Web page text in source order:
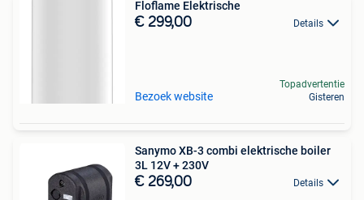
Floflame Elektrische
€ 299,00 Details
Bezoek website
Topadvertentie
Gisteren
Sanymo XB-3 combi elektrische boiler
3L 12V + 230V
€ 269,00 Details